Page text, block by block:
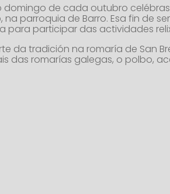
domingo de cada outubro
na parroquia de Barro. Esa fin de
para participar das actividades
da tradición na romaría de San
das romarías galegas, o polbo,